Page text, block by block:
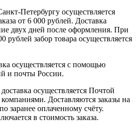
Петербургу осуществляется
от 6 000 рублей. Доставка
двух дней после оформления. При
рублей забор товара осуществляется
осуществляется с помощью
и почты России.
осуществляется Почтой
Доставляются заказы на
заранее оплаченному счёту.
в стоимость заказа.